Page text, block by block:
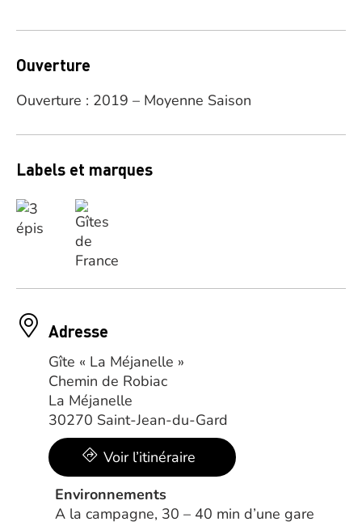
Ouverture
Ouverture : 2019 – Moyenne Saison
Labels et marques
Adresse
Gîte « La Méjanelle »
Chemin de Robiac
La Méjanelle
30270 Saint-Jean-du-Gard
Voir l’itinéraire
Environnements
A la campagne, 30 – 40 min d’une gare